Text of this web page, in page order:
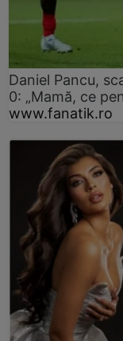
Daniel Pancu,
0: „Mamă, ce
www.fanatik.ro